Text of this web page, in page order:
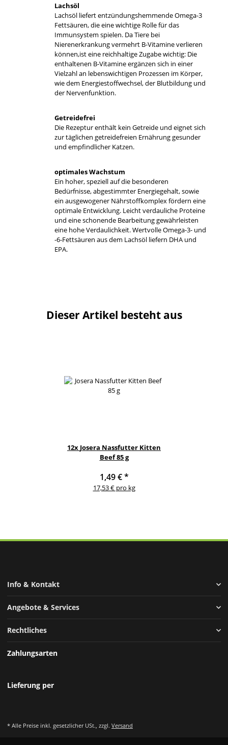
Lachsöl
Lachsöl liefert entzündungshemmende Omega-3
Fettsäuren, die eine wichtige Rolle für das
Immunsystem spielen. Da Tiere bei
Nierenerkrankung vermehrt B-Vitamine verlieren
können,ist eine reichhaltige Zugabe wichtig: Die
enthaltenen B-Vitamine ergänzen sich in einer
Vielzahl an lebenswichtigen Prozessen im Körper,
wie dem Energiestoffwechsel, der Blutbildung und
der Nervenfunktion.
Getreidefrei
Die Rezeptur enthält kein Getreide und eignet sich
zur täglichen getreidefreien Ernährung gesunder
und empfindlicher Katzen.
optimales Wachstum
Ein hoher, speziell auf die besonderen
Bedürfnisse, abgestimmter Energiegehalt, sowie
ein ausgewogener Nährstoffkomplex fördern eine
optimale Entwicklung. Leicht verdauliche Proteine
und eine schonende Bearbeitung gewährleisten
eine hohe Verdaulichkeit. Wertvolle Omega-3- und
-6-Fettsäuren aus dem Lachsöl liefern DHA und
EPA.
Dieser Artikel besteht aus
12x Josera Nassfutter Kitten
Beef 85 g
1,49 €*
17,53 € pro kg
Info & Kontakt
Angebote & Services
Rechtliches
Zahlungsarten
Lieferung per
* Alle Preise inkl. gesetzlicher USt., zzgl. Versand